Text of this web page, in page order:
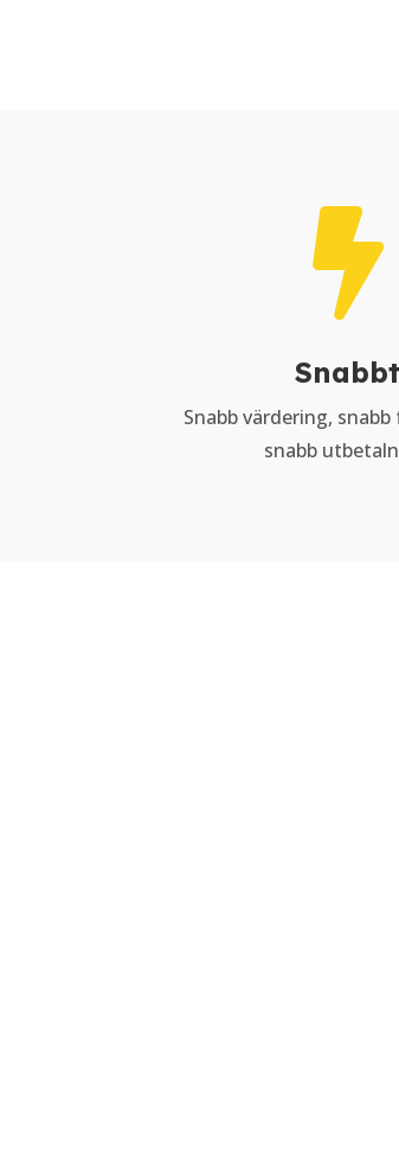

Snabbt
Snabb värdering,
snabb